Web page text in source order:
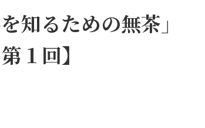
知るための無茶」
１回】